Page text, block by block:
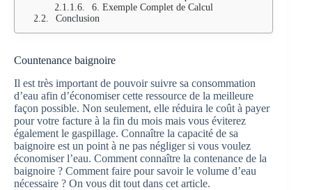
6. Exemple Complet de Calcul
Conclusion
Countenance baignoire
Il est très important de pouvoir suivre sa consommation
d’eau afin d’économiser cette ressource de la meilleure
façon possible. Non seulement, elle réduira le coût à payer
pour votre facture à la fin du mois mais vous éviterez
également le gaspillage. Connaître la capacité de sa
baignoire est un point à ne pas négliger si vous voulez
économiser l’eau. Comment connaître la contenance de la
baignoire ? Comment faire pour savoir le volume d’eau
nécessaire ? On vous dit tout dans cet article.